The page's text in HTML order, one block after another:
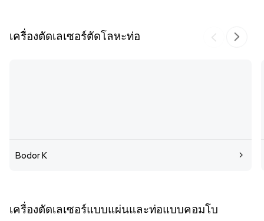
เครื่องตัดเลเซอร์ตัดโลหะท่อ
Bodor K
เครื่องตัดเลเซอร์แบบแผ่นและท่อแบบคอมโบ